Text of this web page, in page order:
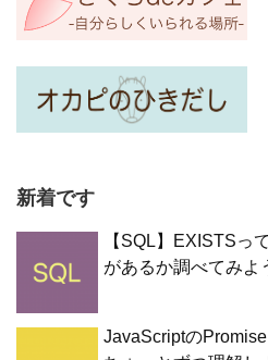
新着です
【SQL】EXISTSっ
があるか調べてみよ
JavaScriptの